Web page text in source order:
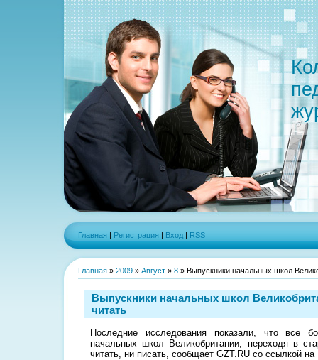
Главная | Регистрация | Вход | RSS
Главная » 2009 » Август » 8 » Выпускники начальных школ
Выпускники начальных школ
читать
Последние исследования показали, что все
начальных школ Великобритании, переходя в
читать, ни писать, сообщает GZT.RU со ссылкой